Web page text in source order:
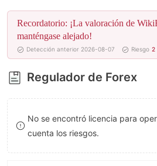
4
5
6
7
8
9
8
9
Recordatorio: ¡La valoración de
manténgase alejado!
Detección anterior 2026-08-07 Riesgo 2
Regulador de Forex
No se encontró licencia para
cuenta los riesgos.